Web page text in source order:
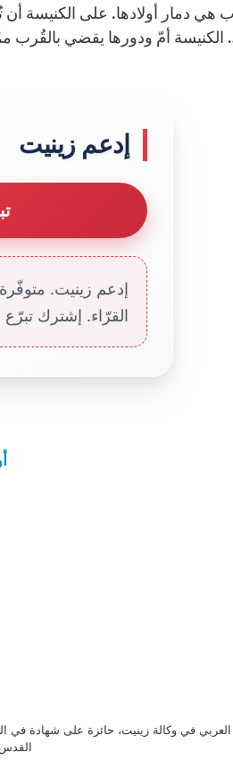
هي دمار أولادها. على الكنيسة أن
الكنيسة أمّ ودورها يقضي
إدعم زينيت
إدعم زينيت.
القرّاء. إشترك تبرّع
في وكالة زينيت، حائزة على شهادة في